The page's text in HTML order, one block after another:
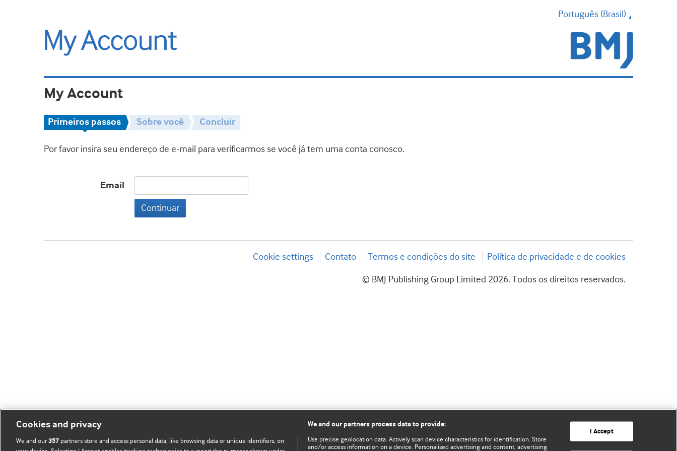
Português (Brasil)
My Account
Primeiros passos Sobre você Concluir
Por favor insira seu endereço de e-mail para verificarmos se você já tem uma conta conosco.
Email
Continuar
Cookie settings Contato Termos e condições do site Política de privacidade e de cookies
© BMJ Publishing Group Limited 2026. Todos os direitos reservados.
Cookies and privacy
We and our357 partners store and access personal data, like browsing data or unique identifiers, on
We and our partners process data to provide:
Use precise geolocation data. Actively scan device characteristics for identification. Store
and/or access information on a device. Personalised advertising and content, advertising
I Accept